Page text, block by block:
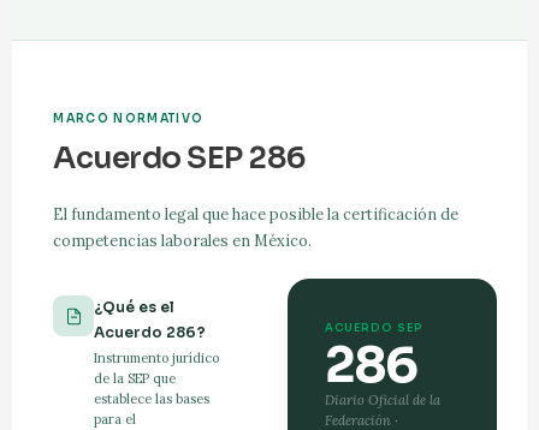
MARCO NORMATIVO
Acuerdo SEP 286
El fundamento legal que hace posible la certificación de
competencias laborales en México.
¿Qué es el
Acuerdo 286?
Instrumento jurídico
de la SEP que
establece las bases
para el
ACUERDO SEP
286
Diario Oficial de la
Federación ·